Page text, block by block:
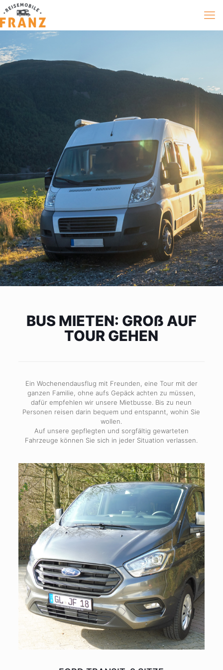
BUS MIETEN: GROß AUF
TOUR GEHEN
Ein Wochenendausflug mit Freunden, eine Tour mit der
ganzen Familie, ohne aufs Gepäck achten zu müssen,
dafür empfehlen wir unsere Mietbusse. Bis zu neun
Personen reisen darin bequem und entspannt, wohin Sie
wollen.
Auf unsere gepflegten und sorgfältig gewarteten
Fahrzeuge können Sie sich in jeder Situation verlassen.